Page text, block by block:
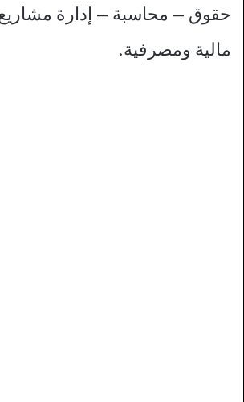
حقوق – محاسبة – إدارة
مالية ومصرفية.